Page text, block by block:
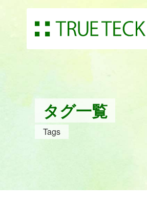
タグ一覧
Tags